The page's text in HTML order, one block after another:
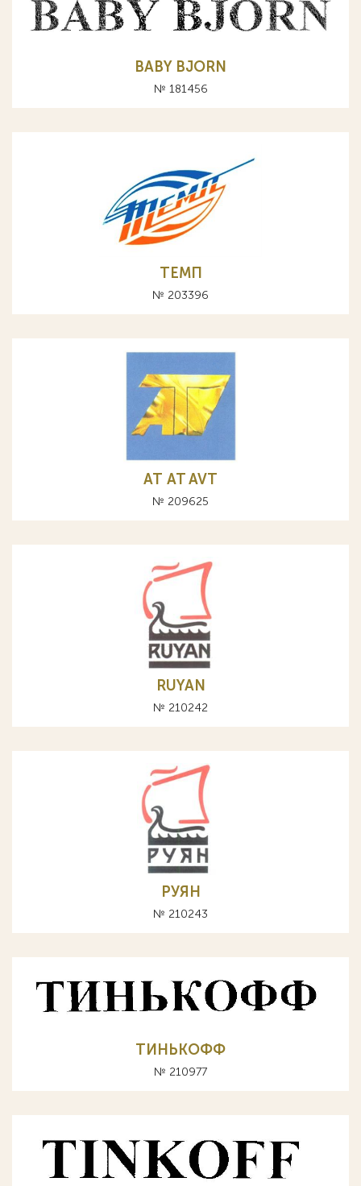
BABY BJORN
№ 181456
ТЕМП
№ 203396
АТ AT AVT
№ 209625
RUYAN
№ 210242
РУЯН
№ 210243
ТИНЬКОФФ
№ 210977